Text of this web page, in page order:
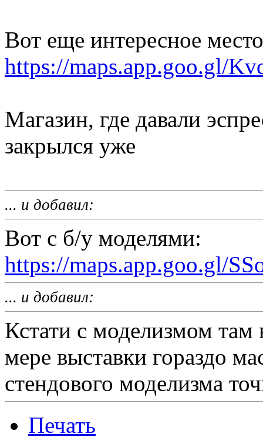
Вот еще интересное
https://maps.app.goo.gl/
Магазин, где давали
закрылся уже
... и добавил:
Вот с б/у моделями:
https://maps.app.goo.gl/
... и добавил:
Кстати с моделизмом
мере выставки гораздо
стендового моделизма
Печать